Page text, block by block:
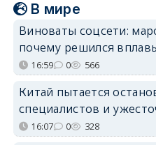
В мире
Виноваты соцсети:
почему решился
16:59 0 566
Китай пытается
специалистов и
16:07 0 328